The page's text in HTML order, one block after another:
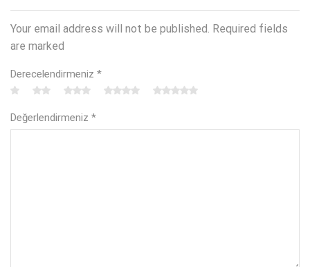
Your email address will not be published. Required fields
are marked
Derecelendirmeniz *
Değerlendirmeniz *